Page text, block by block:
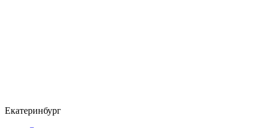
Екатеринбург